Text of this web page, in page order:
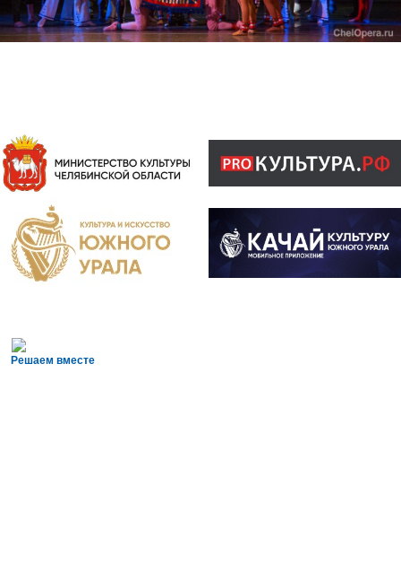
Решаем вместе